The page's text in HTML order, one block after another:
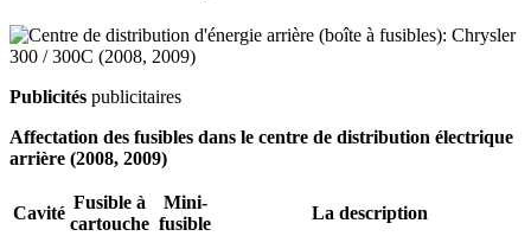
Publicités publicitaires
Affectation des fusibles dans le centre de distribution électrique
arrière (2008, 2009)
Cavité
Fusible à
cartouche
Mini-
fusible
La description